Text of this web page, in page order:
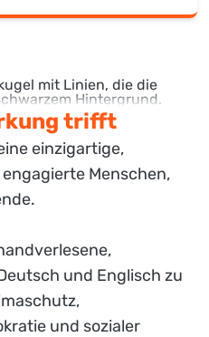
trifft
einzigartige,
Menschen,
und Englisch zu
und sozialer